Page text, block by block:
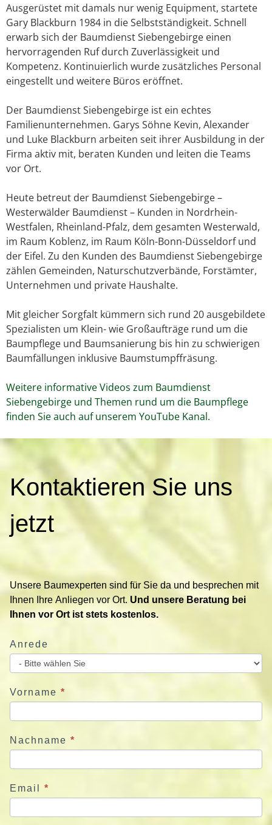
Ausgerüstet mit damals nur wenig Equipment, startete
Gary Blackburn 1984 in die Selbstständigkeit. Schnell
erwarb sich der Baumdienst Siebengebirge einen
hervorragenden Ruf durch Zuverlässigkeit und
Kompetenz. Kontinuierlich wurde zusätzliches Personal
eingestellt und weitere Büros eröffnet.
Der Baumdienst Siebengebirge ist ein echtes
Familienunternehmen. Garys Söhne Kevin, Alexander
und Luke Blackburn arbeiten seit ihrer Ausbildung in der
Firma aktiv mit, beraten Kunden und leiten die Teams
vor Ort.
Heute betreut der Baumdienst Siebengebirge –
Westerwälder Baumdienst – Kunden in Nordrhein-
Westfalen, Rheinland-Pfalz, dem gesamten Westerwald,
im Raum Koblenz, im Raum Köln-Bonn-Düsseldorf und
der Eifel. Zu den Kunden des Baumdienst Siebengebirge
zählen Gemeinden, Naturschutzverbände, Forstämter,
Unternehmen und private Haushalte.
Mit gleicher Sorgfalt kümmern sich rund 20 ausgebildete
Spezialisten um Klein- wie Großaufträge rund um die
Baumpflege und Baumsanierung bis hin zu schwierigen
Baumfällungen inklusive Baumstumpffräsung.
Weitere informative Videos zum Baumdienst
Siebengebirge und Themen rund um die Baumpflege
finden Sie auch auf unserem YouTube Kanal.
o
n
t
e
r
e
S
e
u
n
s
e
t
Kontaktieren Sie uns
jetzt
Unsere Baumexperten sind für Sie da und besprechen mit
Ihnen Ihre Anliegen vor Ort. Und unsere Beratung bei
Ihnen vor Ort ist stets kostenlos.
Anrede
Vorname *
Nachname *
Email *